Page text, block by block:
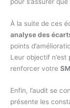
À la suite de ces
analyse des
points
Leur objectif
renforcer votre
Enfin, l’audit se
présente les